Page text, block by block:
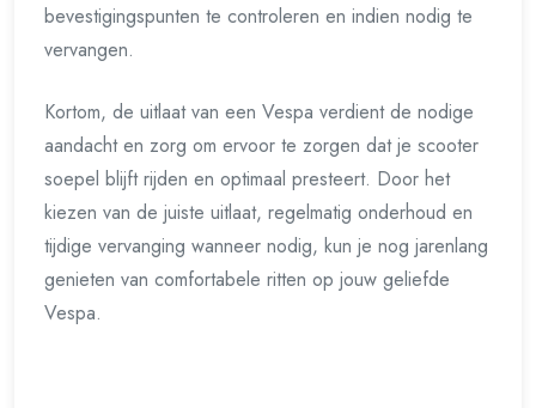
bevestigingspunten te controleren en indien nodig te
vervangen.
Kortom, de uitlaat van een Vespa verdient de nodige
aandacht en zorg om ervoor te zorgen dat je scooter
soepel blijft rijden en optimaal presteert. Door het
kiezen van de juiste uitlaat, regelmatig onderhoud en
tijdige vervanging wanneer nodig, kun je nog jarenlang
genieten van comfortabele ritten op jouw geliefde
Vespa.